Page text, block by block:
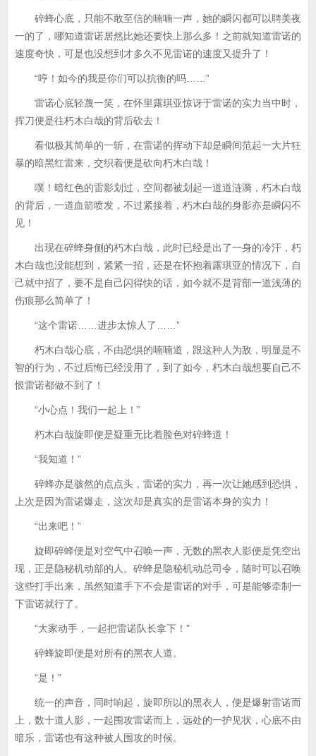
碎蜂心底，只能不敢至信的喃喃一声，她的瞬闪都可以聘美夜
一的了，哪知道雷诺居然比她还要快上那么多！之前就知道雷诺的
速度奇快，可是也没想到才多久不见雷诺的速度又提升了！
“哼！如今的我是你们可以抗衡的吗……”
雷诺心底轻蔑一笑，在怀里露琪亚惊讶于雷诺的实力当中时，
挥刀便是往朽木白哉的背后砍去！
看似极其简单的一斩，在雷诺的挥动下却是瞬间范起一大片狂
暴的暗黑红雷来，交织着便是砍向朽木白哉！
噗！暗红色的雷影划过，空间都被划起一道道涟漪，朽木白哉
的背后，一道血箭喷发，不过紧接着，朽木白哉的身影亦是瞬闪不
见！
出现在碎蜂身侧的朽木白哉，此时已经是出了一身的冷汗，朽
木白哉也没能想到，紧紧一招，还是在怀抱着露琪亚的情况下，自
己就中招了，要不是自己闪得快的话，如今就不是背部一道浅薄的
伤痕那么简单了！
“这个雷诺……进步太惊人了……”
朽木白哉心底，不由恐惧的喃喃道，跟这种人为敌，明显是不
智的行为，不过后悔已经没用了，到了如今，朽木白哉想要自己不
恨雷诺都做不到了！
“小心点！我们一起上！”
朽木白哉旋即便是疑重无比着脸色对碎蜂道！
“我知道！”
碎蜂亦是骇然的点点头，雷诺的实力，再一次让她感到恐惧，
上次是因为雷诺爆走，这次却是真实的是雷诺本身的实力！
“出来吧！”
旋即碎蜂便是对空气中召唤一声，无数的黑衣人影便是凭空出
现，正是隐秘机动部的人。碎蜂是隐秘机动总司令，随时可以召唤
这些打手出来，虽然知道手下不会是雷诺的对手，可是能够牵制一
下雷诺就行了。
“大家动手，一起把雷诺队长拿下！”
碎蜂旋即便是对所有的黑衣人道。
“是！”
统一的声音，同时响起，旋即所以的黑衣人，便是爆射雷诺而
上，数十道人影，一起围攻雷诺而上，远处的一护见状，心底不由
暗乐，雷诺也有这种被人围攻的时候。